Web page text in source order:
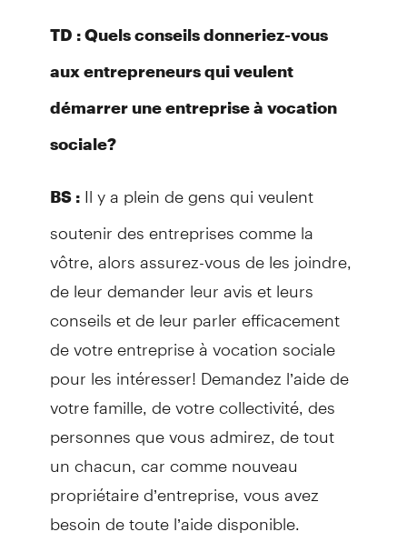
TD : Quels conseils donneriez-vous
aux entrepreneurs qui veulent
démarrer une entreprise à vocation
sociale?
BS :Il y a plein de gens qui veulent
soutenir des entreprises comme la
vôtre, alors assurez-vous de les joindre,
de leur demander leur avis et leurs
conseils et de leur parler efficacement
de votre entreprise à vocation sociale
pour les intéresser! Demandez l’aide de
votre famille, de votre collectivité, des
personnes que vous admirez, de tout
un chacun, car comme nouveau
propriétaire d’entreprise, vous avez
besoin de toute l’aide disponible.